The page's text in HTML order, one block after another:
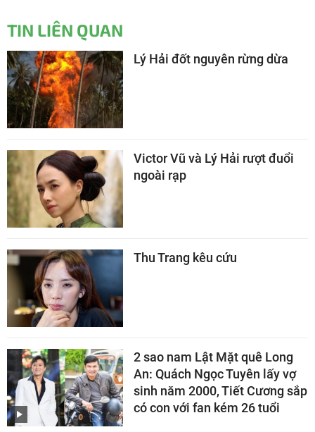
TIN LIÊN QUAN
Lý Hải đốt nguyên rừng dừa
Victor Vũ và Lý Hải rượt đuổi
ngoài rạp
Thu Trang kêu cứu
2 sao nam Lật Mặt quê Long
An: Quách Ngọc Tuyên lấy vợ
sinh năm 2000, Tiết Cương sắp
có con với fan kém 26 tuổi